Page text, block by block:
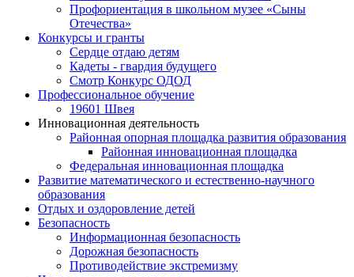
Профориентация в школьном музее «Сыны
Отечества»
Конкурсы и гранты
Сердце отдаю детям
Кадеты - гвардия будущего
Смотр Конкурс ОДОД
Профессиональное обучение
19601 Швея
Инновационная деятельность
Районная опорная площадка развития образования
Районная инновационная площадка
Федеральная инновационная площадка
Развитие математического и естественно-научного
образования
Отдых и оздоровление детей
Безопасность
Информационная безопасность
Дорожная безопасность
Противодействие экстремизму